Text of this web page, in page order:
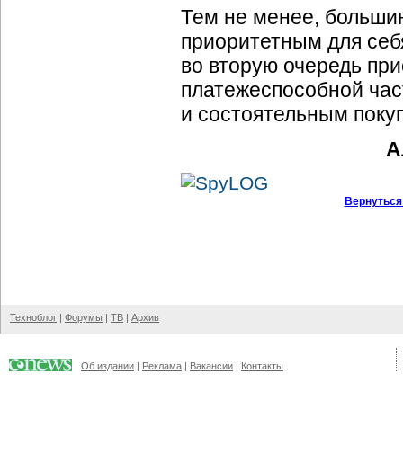
Тем не менее,
приоритетным для
во вторую очередь
платежеспособной
и состоятельным
Техноблог | Форумы | ТВ | Архив
Об издании | Реклама | Вакансии | Контакты